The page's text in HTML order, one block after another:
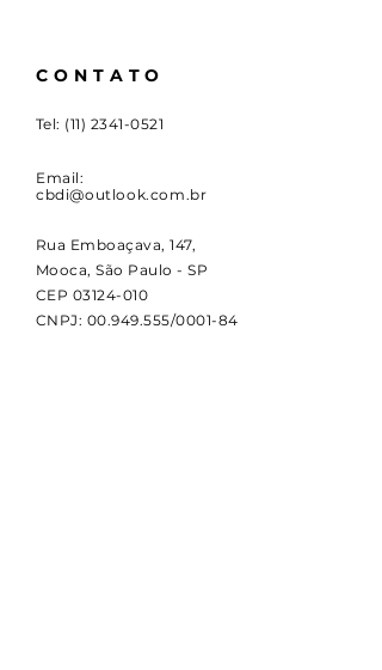
CONTATO
Tel: (11) 2341-0521
Email:
cbdi@outlook.com.br
Rua Emboaçava, 147,
Mooca, São Paulo - SP
CEP 03124-010
CNPJ: 00.949.555/0001-84